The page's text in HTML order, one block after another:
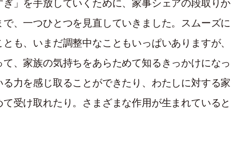
」を手放していくために、家事シェアの段取りか
、一つひとつを見直していきました。スムーズに
も、いまだ調整中なこともいっぱいありますが、
、家族の気持ちをあらためて知るきっかけになっ
力を感じ取ることができたり、わたしに対する家
受け取れたり。さまざまな作用が生まれていると